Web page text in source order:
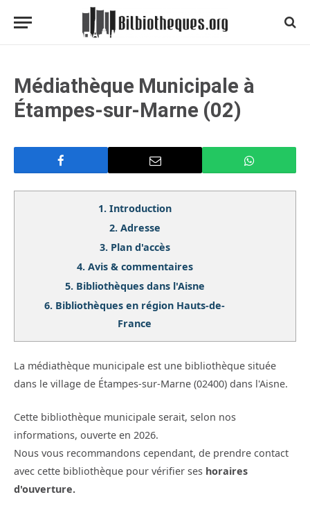
Médiathèque Municipale à
Étampes-sur-Marne (02)
1. Introduction
2. Adresse
3. Plan d'accès
4. Avis & commentaires
5. Bibliothèques dans l'Aisne
6. Bibliothèques en région Hauts-de-
France
La médiathèque municipale est une bibliothèque située
dans le village de Étampes-sur-Marne (02400) dans l'Aisne.
Cette bibliothèque municipale serait, selon nos
informations, ouverte en 2026.
Nous vous recommandons cependant, de prendre contact
avec cette bibliothèque pour vérifier ses horaires
d'ouverture.